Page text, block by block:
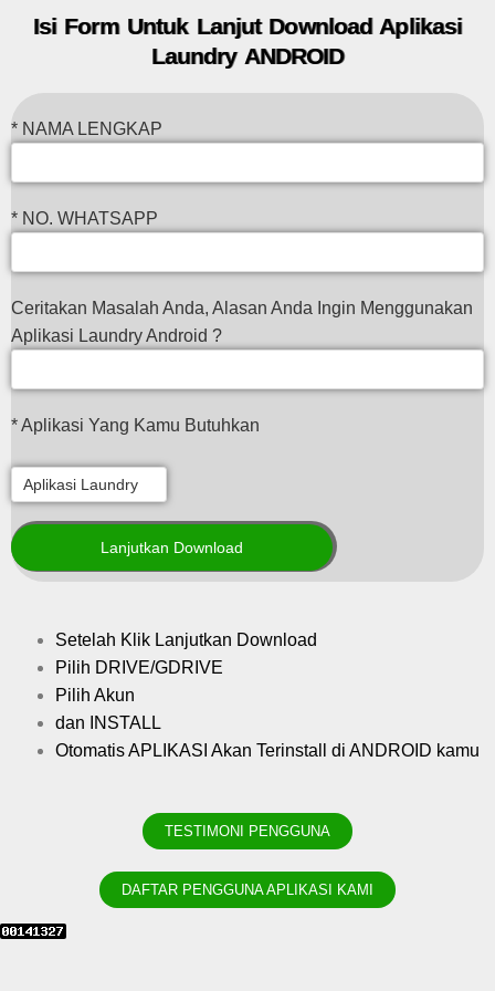
Isi Form Untuk Lanjut Download Aplikasi
Laundry ANDROID
* NAMA LENGKAP
* NO. WHATSAPP
Ceritakan Masalah Anda, Alasan Anda Ingin Menggunakan
Aplikasi Laundry Android ?
* Aplikasi Yang Kamu Butuhkan
Setelah Klik Lanjutkan Download
Pilih DRIVE/GDRIVE
Pilih Akun
dan INSTALL
Otomatis APLIKASI Akan Terinstall di ANDROID kamu
TESTIMONI PENGGUNA
DAFTAR PENGGUNA APLIKASI KAMI